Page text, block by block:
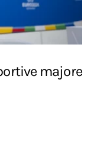
majore